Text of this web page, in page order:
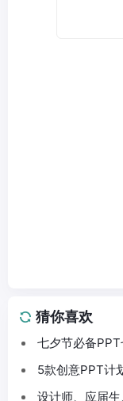
猜你喜欢
七夕节必备
5款创意PPT计
设计师、应届